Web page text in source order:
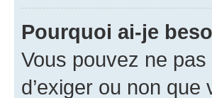
Pourquoi ai-je
Vous pouvez ne
d’exiger ou non